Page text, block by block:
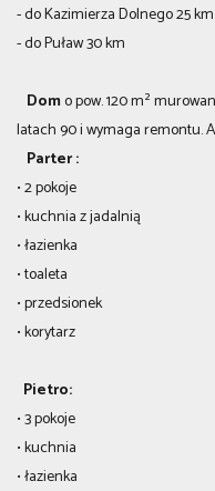
- do Kazimierza Dolnego 25 km
- do Puław 30 km
Domo pow. 120 m²
latach 90 i wymaga remontu.
Parter :
• 2 pokoje
• kuchnia z jadalnią
• łazienka
• toaleta
• przedsionek
• korytarz
Pietro:
• 3 pokoje
• kuchnia
• łazienka